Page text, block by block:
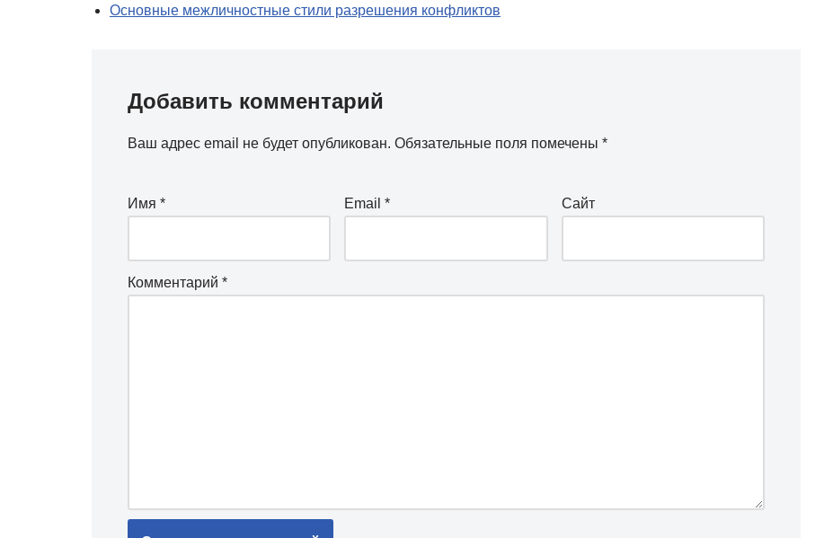
Основные межличностные стили разрешения конфликтов
Добавить комментарий
Ваш адрес email не будет опубликован. Обязательные поля помечены *
Имя * Email* Сайт
Комментарий *